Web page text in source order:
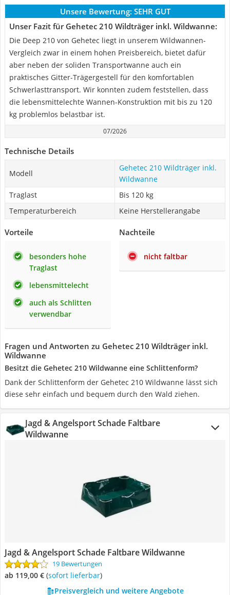
Unsere Bewertung: SEHR GUT
Unser Fazit für Gehetec 210 Wildträger inkl. Wildwanne:
Die Deep 210 von Gehetec liegt in unserem Wildwannen-
Vergleich zwar in einem hohen Preisbereich, bietet dafür
aber neben der soliden Transportwanne auch ein
praktisches Gitter-Trägergestell für den komfortablen
Schwerlasttransport. Wir konnten zudem feststellen, dass
die lebensmittelechte Wannen-Konstruktion mit bis zu 120
kg problemlos belastbar ist.
07/2026
Technische Details
Modell
Gehetec 210 Wildträger inkl.
Wildwanne
Traglast
Bis 120 kg
Temperaturbereich
Keine Herstellerangabe
Vorteile
besonders hohe
Traglast
lebensmittelecht
auch als Schlitten
verwendbar
Nachteile
nicht faltbar
Fragen und Antworten zu Gehetec 210 Wildträger inkl.
Wildwanne
Besitzt die Gehetec 210 Wildwanne eine Schlittenform?
Dank der Schlittenform der Gehetec 210 Wildwanne lässt sich
diese sehr einfach und bequem durch den Wald ziehen.
Jagd & Angelsport Schade Faltbare
Wildwanne
Jagd & Angelsport Schade Faltbare Wildwanne
19 Bewertungen
ab 119,00 € ( Sofort lieferbar)
Preisvergleich und weitere Angebote